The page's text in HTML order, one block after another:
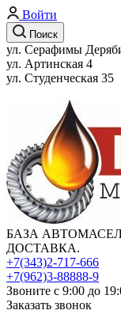
Войти
Поиск
ул. Серафимы
ул. Артинская 4
ул. Студенческая 35
БАЗА
ДОСТАВКА.
+7(343)2-717-666
+7(962)3-88888-9
Звоните с 9:00 до
Заказать звонок